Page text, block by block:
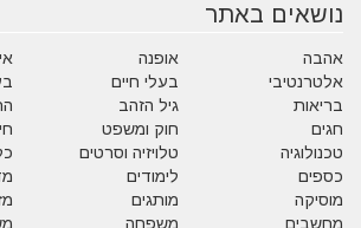
נושאים באתר
אהבה אופנה
אלטרנטיבי
בעלי חיים
בריאות
גיל הזהב
חגים
חוק ומשפט
טכנולוגיה
טלויזיה וסרטים
כספים
לימודים
מוסיקה
מותגים
מחשבים
משפחה